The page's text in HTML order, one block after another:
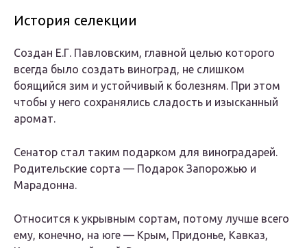
История селекции
Создан Е.Г. Павловским, главной целью которого
всегда было создать виноград, не слишком
боящийся зим и устойчивый к болезням. При этом
чтобы у него сохранялись сладость и изысканный
аромат.
Сенатор стал таким подарком для виноградарей.
Родительские сорта — Подарок Запорожью и
Марадонна.
Относится к укрывным сортам, потому лучше всего
ему, конечно, на юге — Крым, Придонье, Кавказ,